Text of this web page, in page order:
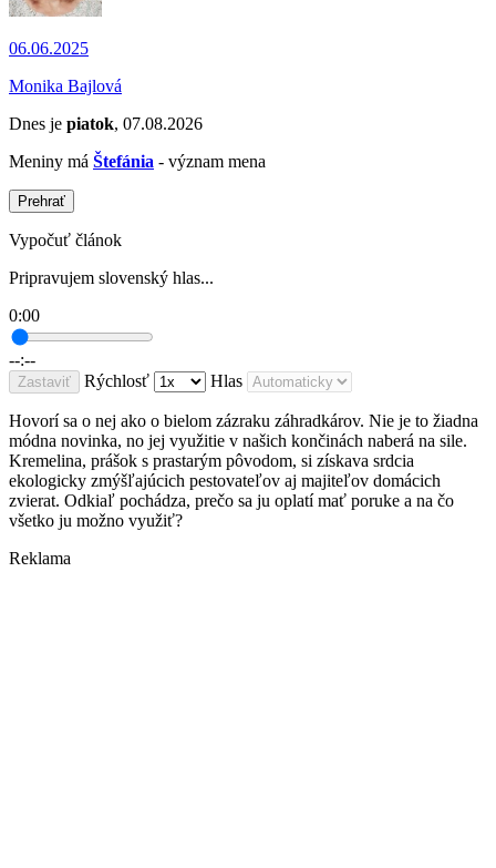
06.06.2025
Monika Bajlová
Dnes je piatok, 07.08.2026
Meniny má Štefánia - význam mena
Prehrať
Vypočuť článok
Pripravujem slovenský hlas...
0:00
--:--
Zastaviť Rýchlosť Hlas
Hovorí sa o nej ako o bielom zázraku záhradkárov. Nie je to žiadna
módna novinka, no jej využitie v našich končinách naberá na sile.
Kremelina, prášok s prastarým pôvodom, si získava srdcia
ekologicky zmýšľajúcich pestovateľov aj majiteľov domácich
zvierat. Odkiaľ pochádza, prečo sa ju oplatí mať poruke a na čo
všetko ju možno využiť?
Reklama